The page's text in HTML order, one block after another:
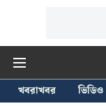
খবরাখবর ভিডিও